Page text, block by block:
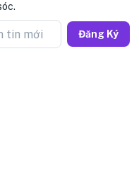
tin mới Đăng Ký